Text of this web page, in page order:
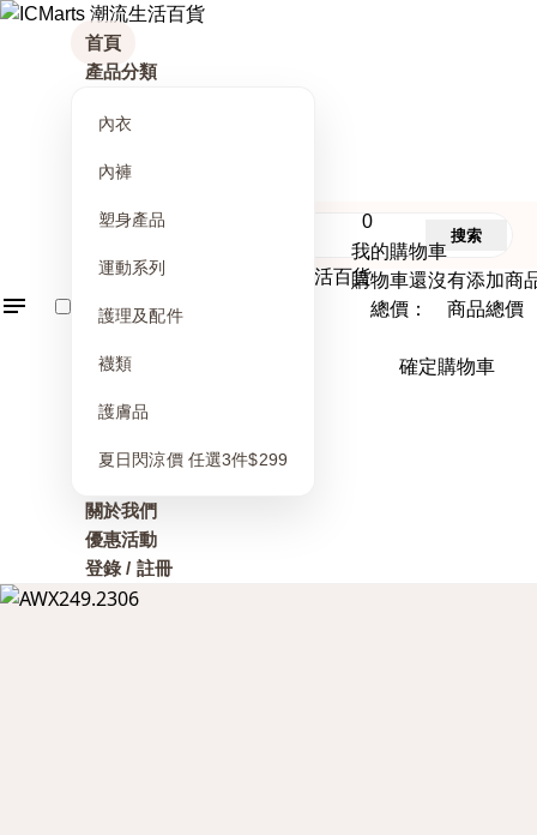
首頁
產品分類
內衣
內褲
塑身產品
運動系列
護理及配件
襪類
護膚品
夏日閃涼價 任選3件$299
關於我們
優惠活動
登錄 / 註冊
0
我的購物車
購物車還沒有添加商
總價： 商品總價
確定購物車
搜索